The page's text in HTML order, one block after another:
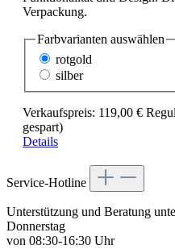
Verpackung.
Farbvarianten auswählen
rotgold
silber
Verkaufspreis: 119,00 €
gespart)
Details
Service-Hotline
Unterstützung und Beratung
Donnerstag
von 08:30-16:30 Uhr